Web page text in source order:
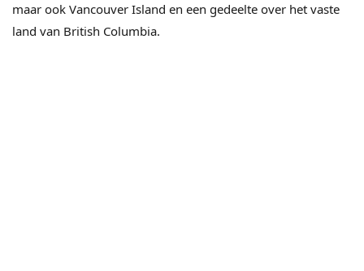
maar ook Vancouver Island en een gedeelte over het vaste
land van British Columbia.